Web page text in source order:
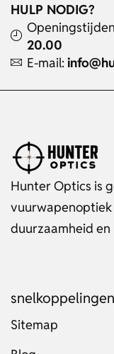
HULP NODIG?
20.00
E-mail:
Hunter Optics is
vuurwapenoptiek
duurzaamheid
snelkoppelingen
Sitemap